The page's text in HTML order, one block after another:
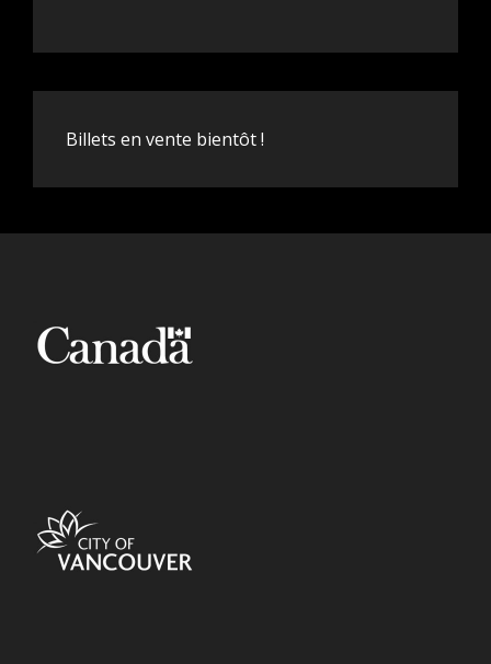
Billets en vente bientôt !